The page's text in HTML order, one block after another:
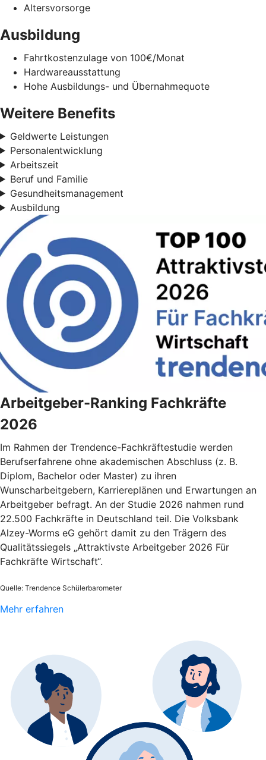
Altersvorsorge
Ausbildung
Fahrtkostenzulage von 100€/Monat
Hardwareausstattung
Hohe Ausbildungs- und Übernahmequote
Weitere Benefits
Geldwerte Leistungen
Personalentwicklung
Arbeitszeit
Beruf und Familie
Gesundheitsmanagement
Ausbildung
Arbeitgeber-Ranking Fachkräfte
2026
Im Rahmen der Trendence-Fachkräftestudie werden
Berufserfahrene ohne akademischen Abschluss (z. B.
Diplom, Bachelor oder Master) zu ihren
Wunscharbeitgebern, Karriereplänen und Erwartungen an
Arbeitgeber befragt. An der Studie 2026 nahmen rund
22.500 Fachkräfte in Deutschland teil. Die Volksbank
Alzey-Worms eG gehört damit zu den Trägern des
Qualitätssiegels „Attraktivste Arbeitgeber 2026 Für
Fachkräfte Wirtschaft“.
Quelle: Trendence Schülerbarometer
Mehr erfahren